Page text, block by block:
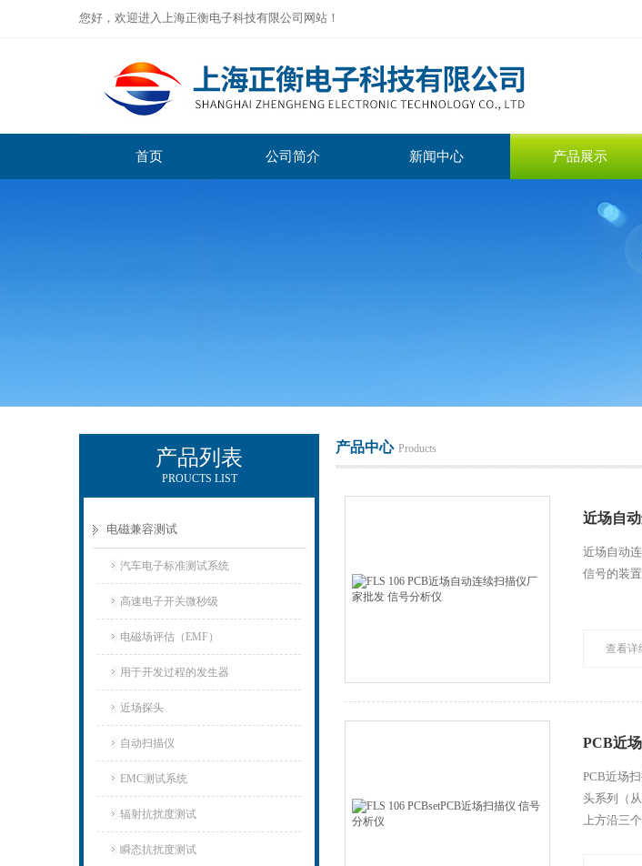
您好，欢迎进入上海正衡电子科技有限公司网站！
首页 公司简介 新闻中心 产品展示
产品列表
PROUCTS LIST
电磁兼容测试
汽车电子标准测试系统
高速电子开关微秒级
电磁场评估（EMF）
用于开发过程的发生器
近场探头
自动扫描仪
EMC测试系统
辐射抗扰度测试
瞬态抗扰度测试
产品中心 Products
近场自
近场自动
信号的装置
查看详
PCB近
PCB近场
头系列（
上方沿三